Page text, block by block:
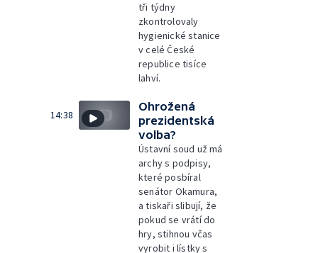
tři týdny
zkontrolovaly
hygienické stanice
v celé České
republice tisíce
lahví.
14:38
Ohrožená
prezidentská
volba?
Ústavní soud už má
archy s podpisy,
které posbíral
senátor Okamura,
a tiskaři slibují, že
pokud se vrátí do
hry, stihnou včas
vyrobit i lístky s